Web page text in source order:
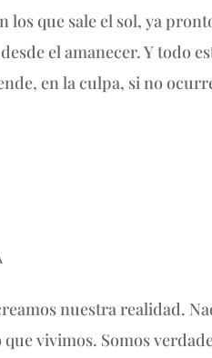
los que sale el sol, ya
el amanecer. Y todo
en la culpa, si no
nuestra realidad.
vivimos. Somos